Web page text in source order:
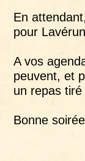
En
pour
A vos
peuvent, et
un repas
Bonne